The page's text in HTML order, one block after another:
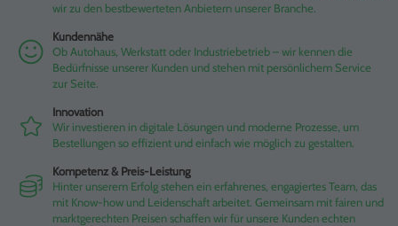
wir zu den bestbewerteten Anbietern unserer Branche.
Kundennähe
Ob Autohaus, Werkstatt oder Industriebetrieb – wir kennen die
Bedürfnisse unserer Kunden und stehen mit persönlichem Service
zur Seite.
Innovation
Wir investieren in digitale Lösungen und moderne Prozesse, um
Bestellungen so effizient und einfach wie möglich zu gestalten.
Kompetenz & Preis-Leistung
Hinter unserem Erfolg stehen ein erfahrenes, engagiertes Team, das
mit Know-how und Leidenschaft arbeitet. Gemeinsam mit fairen und
marktgerechten Preisen schaffen wir für unsere Kunden echten